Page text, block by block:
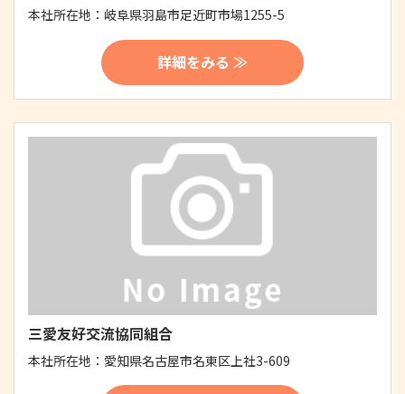
本社所在地： 岐阜県羽島市足近町市場1255-5
詳細をみる ≫
三愛友好交流協同組合
本社所在地： 愛知県名古屋市名東区上社3-609